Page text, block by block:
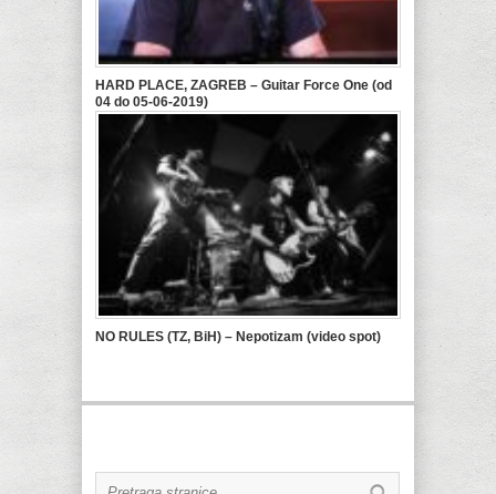
HARD PLACE, ZAGREB – Guitar Force One (od
04 do 05-06-2019)
NO RULES (TZ, BiH) – Nepotizam (video spot)